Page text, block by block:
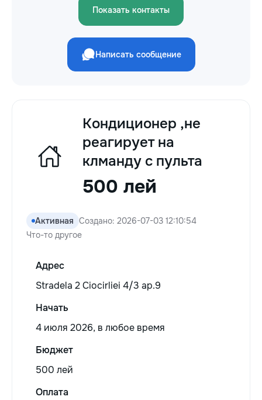
Показать контакты
Написать сообщение
Кондиционер ,не
реагирует на
клманду с пульта
500 лей
Активная Создано: 2026-07-03 12:10:54
Что-то другое
Адрес
Stradela 2 Ciocirliei 4/3 ap.9
Начать
4 июля 2026, в любое время
Бюджет
500 лей
Оплата